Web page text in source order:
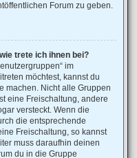
Forum zu geben.
trete ich ihnen bei?
im
möchtest, kannst du
machen. Nicht alle Gruppen
eine Freischaltung, andere
versteckt. Wenn die
die entsprechende
Freischaltung, so kannst
muss daraufhin deinen
du in die Gruppe